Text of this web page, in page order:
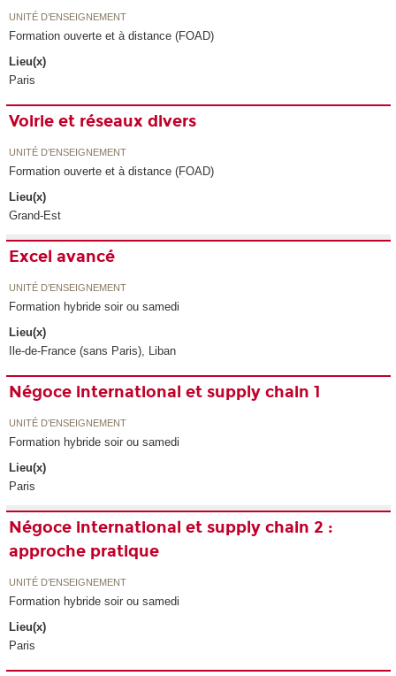
UNITÉ D’ENSEIGNEMENT
Formation ouverte et à distance (FOAD)
Lieu(x)
Paris
Voirie et réseaux divers
UNITÉ D’ENSEIGNEMENT
Formation ouverte et à distance (FOAD)
Lieu(x)
Grand-Est
Excel avancé
UNITÉ D’ENSEIGNEMENT
Formation hybride soir ou samedi
Lieu(x)
Ile-de-France (sans Paris), Liban
Négoce international et supply chain 1
UNITÉ D’ENSEIGNEMENT
Formation hybride soir ou samedi
Lieu(x)
Paris
Négoce international et supply chain 2 :
approche pratique
UNITÉ D’ENSEIGNEMENT
Formation hybride soir ou samedi
Lieu(x)
Paris